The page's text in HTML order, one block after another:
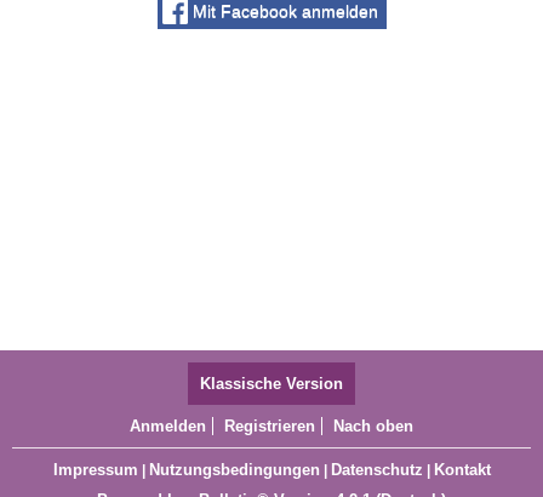
Mit Facebook anmelden
Klassische Version
Anmelden Registrieren Nach oben
Impressum Nutzungsbedingungen Datenschutz
Kontakt